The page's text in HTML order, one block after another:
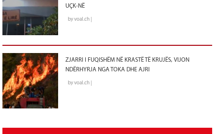
UÇK-NË
by voal.ch |
ZJARRI I FUQISHËM NË KRASTË TË KRUJËS, VIJON
NDËRHYRJA NGA TOKA DHE AJRI
by voal.ch |